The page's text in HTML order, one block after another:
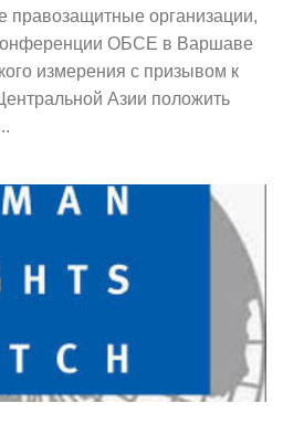
правозащитные организации,
ОБСЕ в Варшаве
измерения с призывом к
Азии положить